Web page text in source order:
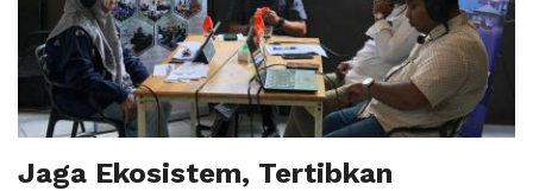
Jaga Ekosistem, Tertibkan